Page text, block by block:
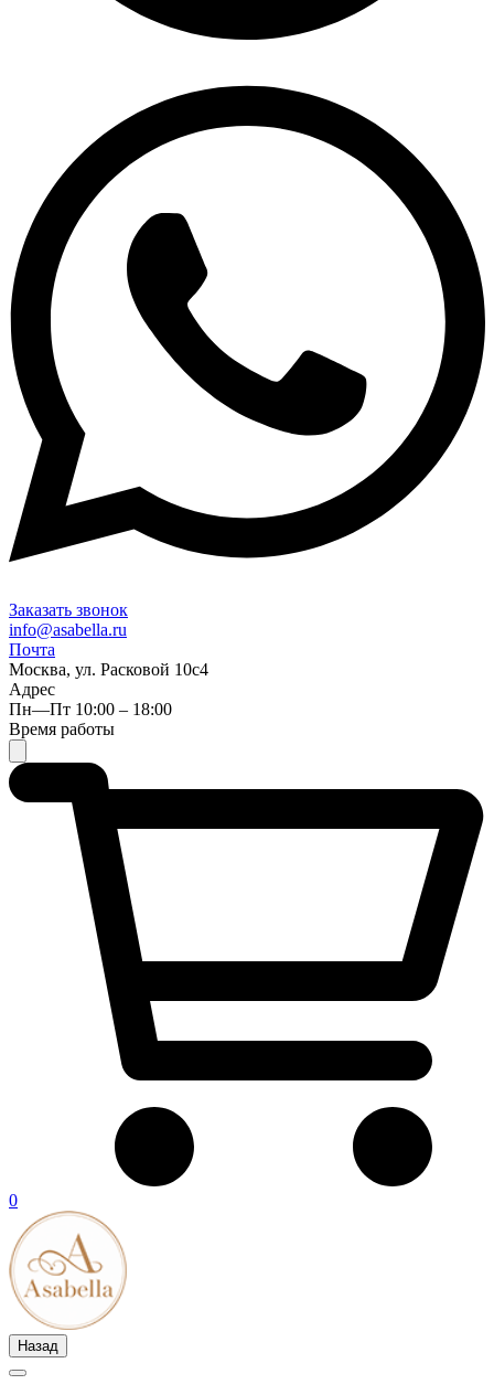
Заказать звонок
info@asabella.ru
Почта
Москва, ул. Расковой 10с4
Адрес
Пн—Пт 10:00 – 18:00
Время работы
0
Назад